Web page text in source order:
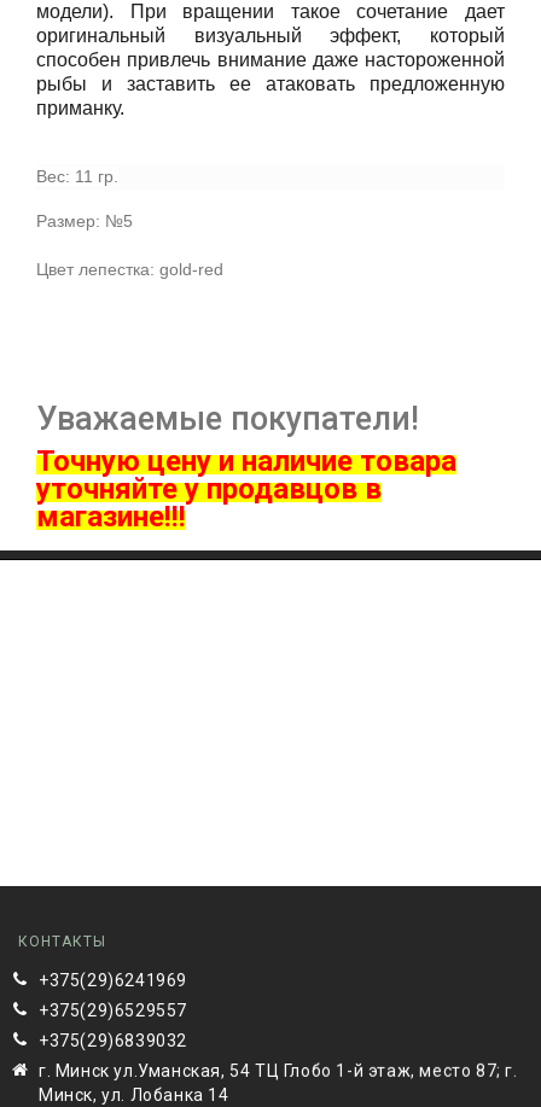
модели). При вращении такое сочетание дает
оригинальный визуальный эффект, который
способен привлечь внимание даже настороженной
рыбы и заставить ее атаковать предложенную
приманку.
Вес: 11 гр.
Размер: №5
Цвет лепестка: gold-red
Уважаемые покупатели!
Точную цену и наличие товара
уточняйте у продавцов в
магазине!!!
КОНТАКТЫ
+375(29)6241969
+375(29)6529557
+375(29)6839032
г. Минск ул.Уманская, 54 ТЦ Глобо 1-й этаж, место 87; г.
Минск, ул. Лобанка 14